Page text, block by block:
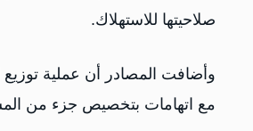
صلاحيتها للاستهلاك.
وأضافت المصادر أن عملية
مع اتهامات بتخصيص جزء من